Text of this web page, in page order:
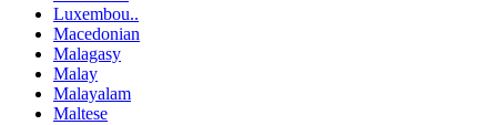
Luxembou..
Macedonian
Malagasy
Malay
Malayalam
Maltese